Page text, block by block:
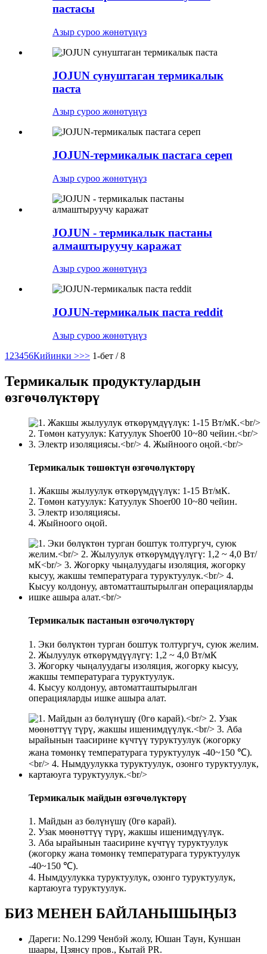
пастасы
Азыр суроо жөнөтүңүз
JOJUN сунуштаган термикалык
паста
Азыр суроо жөнөтүңүз
JOJUN-термикалык пастага сереп
Азыр суроо жөнөтүңүз
JOJUN - термикалык пастаны
алмаштыруучу каражат
Азыр суроо жөнөтүңүз
JOJUN-термикалык паста reddit
Азыр суроо жөнөтүңүз
1 23456Кийинки >>> 1-бет / 8
Термикалык продуктулардын
өзгөчөлүктөрү
Термикалык төшөктүн өзгөчөлүктөрү
1. Жакшы жылуулук өткөрүмдүүлүк: 1-15 Вт/мК.
2. Төмөн катуулук: Катуулук Shoer00 10~80 чейин.
3. Электр изоляциясы.
4. Жыйноого оңой.
Термикалык пастанын өзгөчөлүктөрү
1. Эки бөлүктөн турган боштук толтургуч, суюк желим.
2. Жылуулук өткөрүмдүүлүгү: 1,2 ~ 4,0 Вт/мК
3. Жогорку чыңалуудагы изоляция, жогорку кысуу,
жакшы температурага туруктуулук.
4. Кысуу колдонуу, автоматташтырылган
операцияларды ишке ашыра алат.
Термикалык майдын өзгөчөлүктөрү
1. Майдын аз бөлүнүшү (0гө карай).
2. Узак мөөнөттүү түрү, жакшы ишенимдүүлүк.
3. Аба ырайынын таасирине күчтүү туруктуулук
(жогорку жана төмөнкү температурага туруктуулук
-40~150 ℃).
4. Нымдуулукка туруктуулук, озонго туруктуулук,
картаюуга туруктуулук.
БИЗ МЕНЕН БАЙЛАНЫШЫҢЫЗ
Дареги: No.1299 Ченбэй жолу, Юшан Таун, Куншан
шаары, Цзянсу пров., Кытай PR.